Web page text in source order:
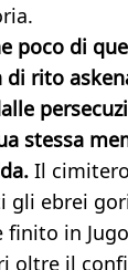
poco di
rito
stessa
Il
ebrei
finito in
oltre il